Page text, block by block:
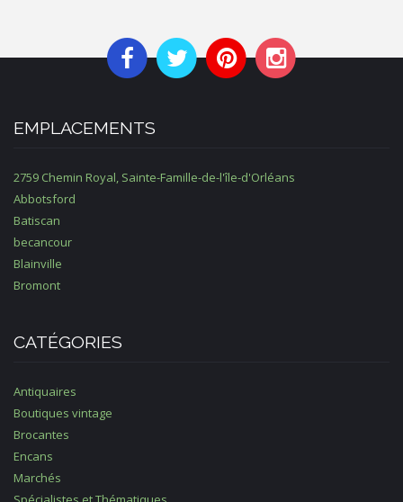
EMPLACEMENTS
2759 Chemin Royal, Sainte-Famille-de-l'île-d'Orléans
Abbotsford
Batiscan
becancour
Blainville
Bromont
CATÉGORIES
Antiquaires
Boutiques vintage
Brocantes
Encans
Marchés